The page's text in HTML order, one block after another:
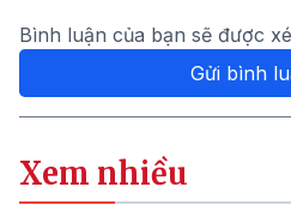
Bình luận của bạn sẽ được
Gửi bình
Xem nhiều